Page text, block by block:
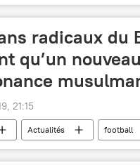
Barack Obama
radicaux du
qu’un
21:15
Actualités football